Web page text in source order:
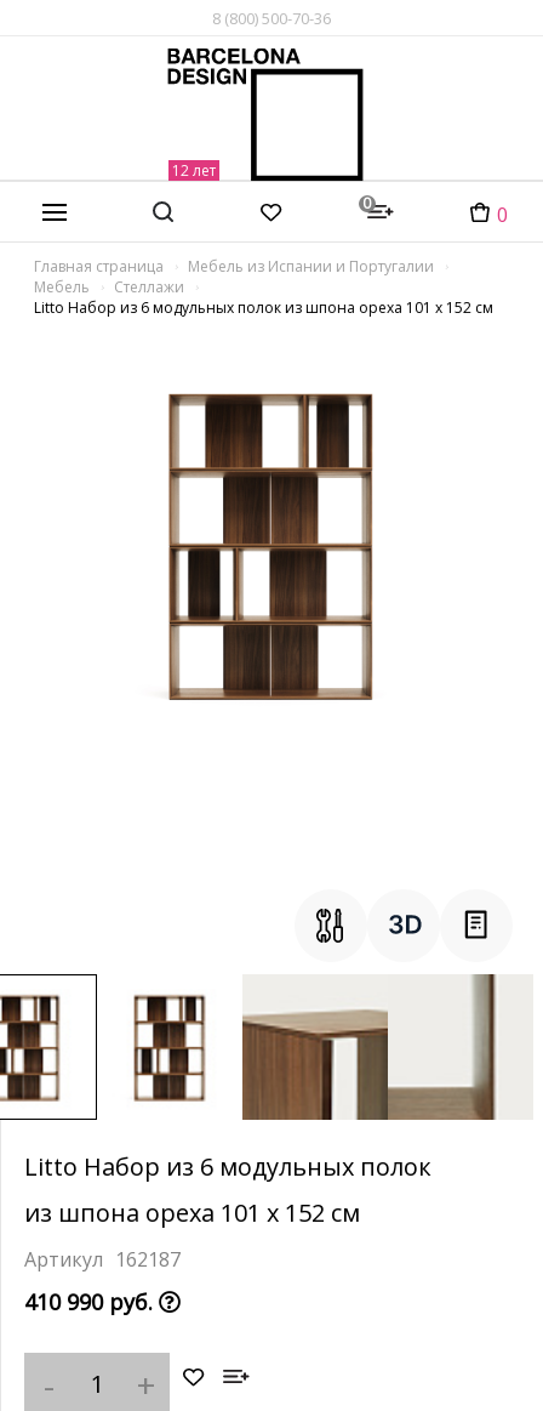
8 (800) 500-70-36
0 0
Главная страница
Мебель из Испании и Португалии
Мебель
Стеллажи
Litto Набор из 6 модульных полок из шпона ореха 101 x 152 см
Litto Набор из 6 модульных полок
из шпона ореха 101 x 152 см
162187
410 990 руб.